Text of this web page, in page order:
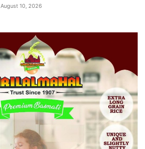
August 10, 2026